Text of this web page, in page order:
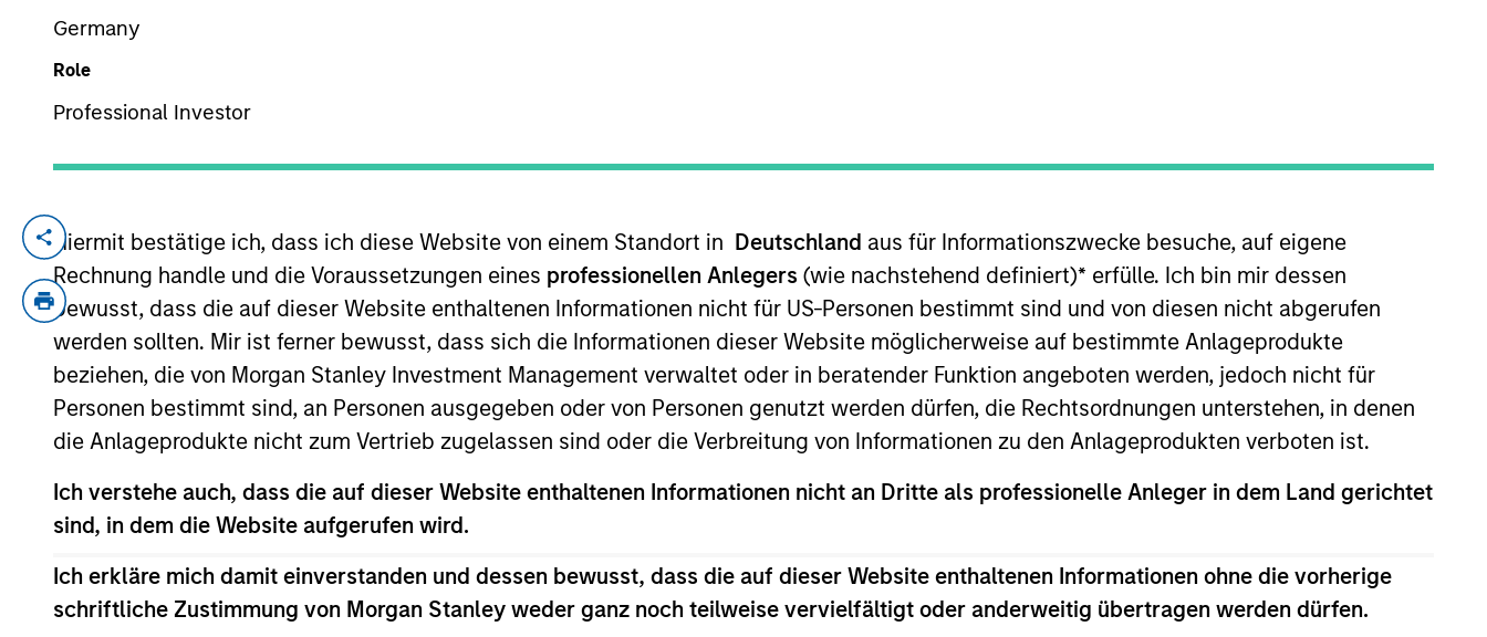
Germany
Role
Professional Investor
Hiermit bestätige ich, dass ich diese Website von einem Standort in Deutschland aus für Informationszwecke besuche, auf eigene
Rechnung handle und die Voraussetzungen eines professionellen Anlegers (wie nachstehend definiert)* erfülle. Ich bin mir dessen
bewusst, dass die auf dieser Website enthaltenen Informationen nicht für US-Personen bestimmt sind und von diesen nicht abgerufen
werden sollten. Mir ist ferner bewusst, dass sich die Informationen dieser Website möglicherweise auf bestimmte Anlageprodukte
beziehen, die von Morgan Stanley Investment Management verwaltet oder in beratender Funktion angeboten werden, jedoch nicht für
Personen bestimmt sind, an Personen ausgegeben oder von Personen genutzt werden dürfen, die Rechtsordnungen unterstehen, in denen
die Anlageprodukte nicht zum Vertrieb zugelassen sind oder die Verbreitung von Informationen zu den Anlageprodukten verboten ist.
Ich verstehe auch, dass die auf dieser Website enthaltenen Informationen nicht an Dritte als professionelle Anleger in dem Land gerichtet
sind, in dem die Website aufgerufen wird.
Ich erkläre mich damit einverstanden und dessen bewusst, dass die auf dieser Website enthaltenen Informationen ohne die vorherige
schriftliche Zustimmung von Morgan Stanley weder ganz noch teilweise vervielfältigt oder anderweitig übertragen werden dürfen.
YEARS OF INDUSTRY EXPERIENCE
19 Years
Alowi Alimirah is a senior member of MSIM Saudi Arabia. He joined Morgan Stanley Saudi Arabia (“MSSA”) when it was
established in 2007. At MSSA he started in the Investment Banking Department, where he led and worked on public and private
transactions in M&A and equity offerings. In 2012, Alowi moved to the Investment Management Department. Prior to joining MSSA,
he worked at Argaam Financial Company. Alowi graduated first in class with a Bachelor Degree in Finance from King Fahd
University of Petroleum and Minerals in Dhahran Saudi Arabia.
Emerging Markets Equity Team
Strategy
characteristics.